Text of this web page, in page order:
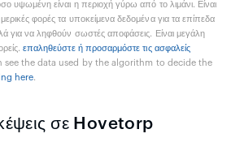
υψωμένη είναι η περιοχή γύρω από το λιμάνι. Είναι
φορές τα υποκείμενα δεδομένα για τα επίπεδα
για να ληφθούν σωστές αποφάσεις. Είναι μεγάλη
επαληθεύστε ή προσαρμόστε τις ασφαλείς
see the data used by the algorithm to decide the
here.
σε Hovetorp